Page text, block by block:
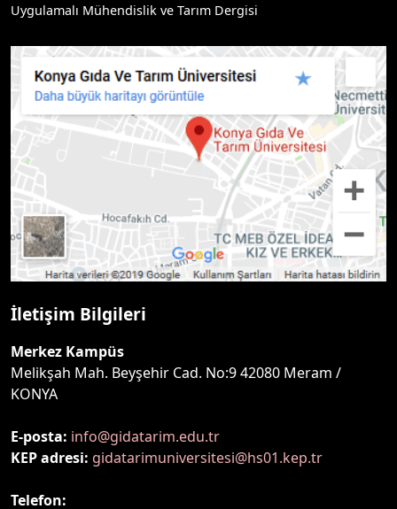
Uygulamalı Mühendislik ve Tarım Dergisi
İletişim Bilgileri
Merkez Kampüs
Melikşah Mah. Beyşehir Cad. No:9 42080 Meram /
KONYA
E-posta: info@gidatarim.edu.tr
KEP adresi: gidatarimuniversitesi@hs01.kep.tr
Telefon: